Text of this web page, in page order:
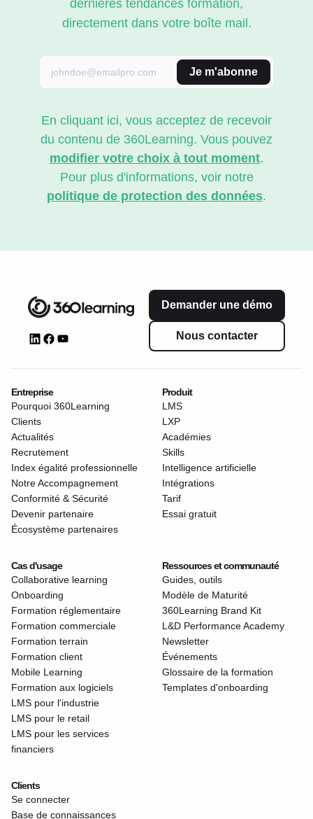
dernières tendances formation,
directement dans votre boîte mail.
Je m'abonne
En cliquant ici, vous acceptez de recevoir
du contenu de 360Learning. Vous pouvez
modifier votre choix à tout moment.
Pour plus d'informations, voir notre
politique de protection des données.
Demander une démo
Nous contacter
Entreprise
Pourquoi 360Learning
Clients
Actualités
Recrutement
Index égalité professionnelle
Notre Accompagnement
Conformité & Sécurité
Devenir partenaire
Écosystème partenaires
Produit
LMS
LXP
Académies
Skills
Intelligence artificielle
Intégrations
Tarif
Essai gratuit
Cas d'usage
Collaborative learning
Onboarding
Formation réglementaire
Formation commerciale
Formation terrain
Formation client
Mobile Learning
Formation aux logiciels
LMS pour l'industrie
LMS pour le retail
LMS pour les services
financiers
Ressources et communauté
Guides, outils
Modèle de Maturité
360Learning Brand Kit
L&D Performance Academy
Newsletter
Événements
Glossaire de la formation
Templates d'onboarding
Clients
Se connecter
Base de connaissances